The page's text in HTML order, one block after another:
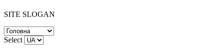
SITE SLOGAN
Select